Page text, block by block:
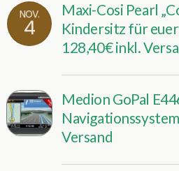
NOV.
4
Maxi-Cosi Pearl
Kindersitz für
128,40€ inkl.
Medion GoPal
Versand